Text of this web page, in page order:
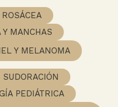
MANCHAS
Y MELANOMA
PEDIÁTRICA